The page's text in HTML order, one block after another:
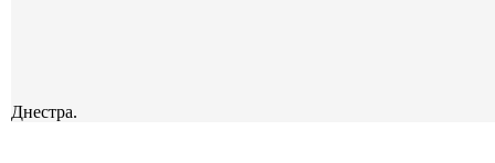
Днестра.